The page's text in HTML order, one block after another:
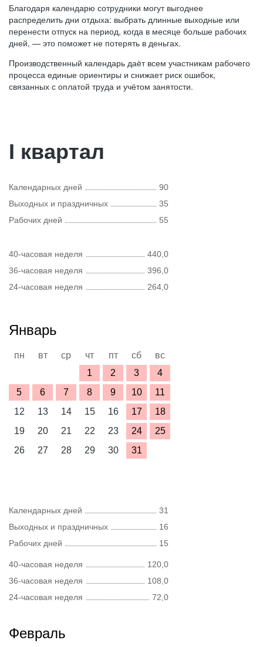
Благодаря календарю сотрудники могут выгоднее
распределить дни отдыха: выбрать длинные выходные или
перенести отпуск на период, когда в месяце больше рабочих
дней, — это поможет не потерять в деньгах.
Производственный календарь даёт всем участникам рабочего
процесса единые ориентиры и снижает риск ошибок,
связанных с оплатой труда и учётом занятости.
I квартал
Календарных дней
90
Выходных и праздничных
35
Рабочих дней
55
40-часовая неделя
440,0
36-часовая неделя
396,0
24-часовая неделя
264,0
Январь
пн вт ср чт пт сб
вс
1
2 3
4
5
6 7 8 9 10
11
12
13 14 15 16 17
18
19
20 21 22 23 24
25
26
27 28 29 30 31
Календарных дней
31
Выходных и праздничных
16
Рабочих дней
15
40-часовая неделя
120,0
36-часовая неделя
108,0
24-часовая неделя
72,0
Февраль